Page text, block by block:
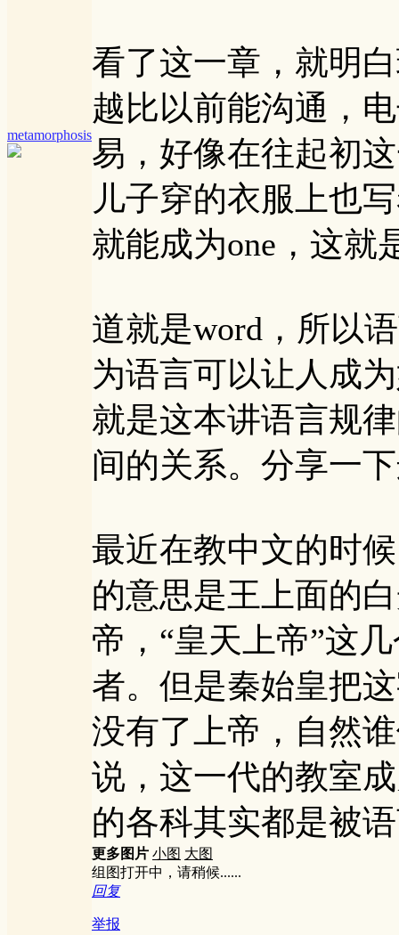
metamorphosis
看了这一章，就明
越比以前能沟通，
易，好像在往起初
儿子穿的衣服上也
就能成为one，这就
道就是word，所以
为语言可以让人成
就是这本讲语言规
间的关系。分享一
最近在教中文的时
的意思是王上面的
帝，“皇天上帝”这
者。但是秦始皇把
没有了上帝，自然
说，这一代的教室
的各科其实都是被
更多图片 小图 大图
组图打开中，请稍候......
回复
举报